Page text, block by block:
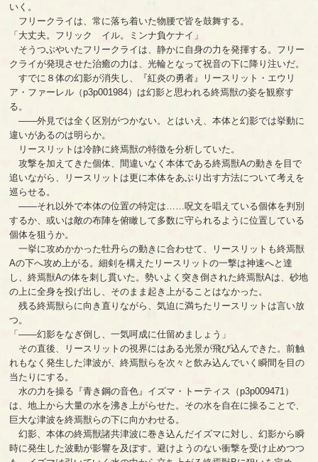
いく。
フリークライは、常に落ち着いた物腰で皆を鼓舞する。
「大丈夫。フリック イル。ミンナ負ケナイ」
そうつぶやいたフリークライは、静かに自身の力を発揮する。フリー
クライが発現させた治癒の力は、光輪となって祝音の下に降り注いだ。
すでに８体の幻影が消失し、『紅炎の勇者』リースリット・エウリ
ア・ファーレル（p3p001984）は幻影と思われる終焉獣の姿を観察す
る。
――外見では全く区別がつかない。とはいえ、本体と幻影では挙動に
違いがあるのは明らか。
リースリットは冷静に終焉獣の特徴を分析していた。
攻撃を加えてきた個体、間違いなく本体である終焉獣Aの動きを目で
追いながら、リースリットは更に本体をあぶり出す方法について考えを
巡らせる。
――それ以外で本体の位置の特定は……呪文を唱えている個体を判別
するか、或いは敵の布陣を俯瞰して多数に守られるように位置している
個体を狙うか。
一挙に攻めかかった牡丹らの動きに合わせて、リースリットも終焉獣
Aの下へ攻め上がる。細剣を構えたリースリットの一撃は神速へと達
し、終焉獣Aの体を刺し貫いた。勢いよく突き倒された終焉獣Aは、砂地
の上に全身を投げ出し、そのまま起き上がることはなかった。
残る終焉獣らに向き直りながら、気迫に満ちたリースリットは言い放
つ。
「――幻影をなぎ倒し、一気呵成に仕留めましょう」
その直後、リースリットの視界にはある光景が飛び込んできた。前触
れもなく発生した津波が、終焉獣らを次々と飲み込んでいく瞬間を目の
当たりにする。
水の力を操る『青き鋼の音色』イズマ・トーティス（p3p009471）
は、地上から大量の水を沸き上がらせた。その水を自在に操ることで、
巨大な津波を終焉獣らの下に向かわせる。
幻影、本体の終焉獣諸共津波に巻き込んだイズマに対し、幻影から瞬
時に発生した波動が影響を及ぼす。避けようのない衝撃を受け止めつつ